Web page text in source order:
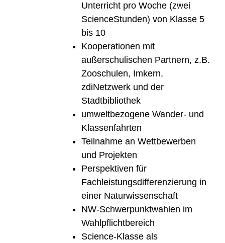
Unterricht pro Woche (zwei
ScienceStunden) von Klasse 5
bis 10
Kooperationen mit
außerschulischen Partnern, z.B.
Zooschulen, Imkern,
zdiNetzwerk und der
Stadtbibliothek
umweltbezogene Wander- und
Klassenfahrten
Teilnahme an Wettbewerben
und Projekten
Perspektiven für
Fachleistungsdifferenzierung in
einer Naturwissenschaft
NW-Schwerpunktwahlen im
Wahlpﬂichtbereich
Science-Klasse als